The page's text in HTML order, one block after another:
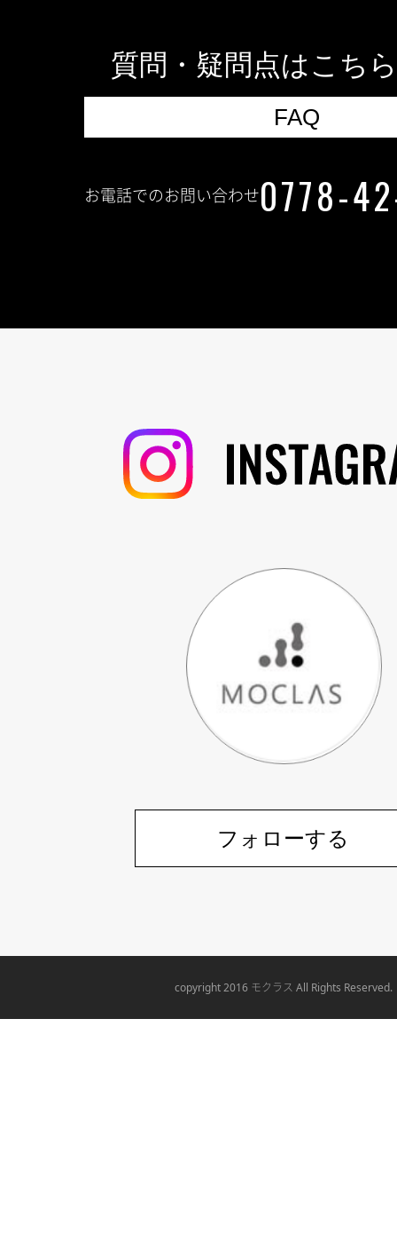
質問・疑問点はこち
FAQ
お電話でのお問い合わせ0778-
フォローする
copyright 2016 モクラス All Rights Reserved.